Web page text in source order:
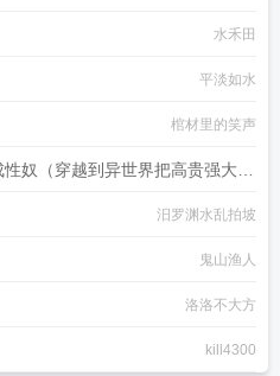
水禾田
平淡如水
棺材里的笑声
奴（穿越到异世界把高贵强大的
dark
汨罗渊水乱拍坡
鬼山渔人
洛洛不大方
kill4300